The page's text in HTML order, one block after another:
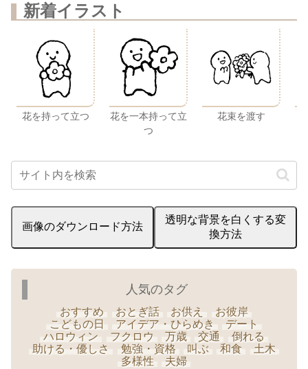
新着イラスト
花を持って立つ
花を一本持って立
つ
花束を渡す
画像のダウンロード方法
透明な背景を白くする変
換方法
人気のタグ
おすすめ おとぎ話 お供え
お彼岸
こどもの日
アイデア・ひらめき
デート
ハロウィン
フクロウ 万歳 交通
倒れる
助ける・優しさ
勉強・資格 叫ぶ 和食
土木
多様性
夫婦